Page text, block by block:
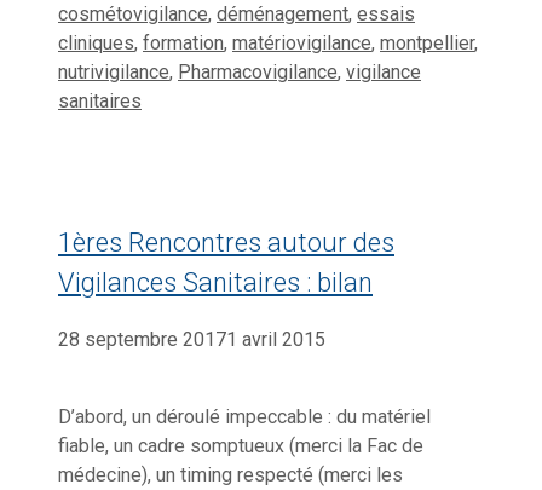
cosmétovigilance, déménagement, essais
cliniques, formation, matériovigilance, montpellier,
nutrivigilance, Pharmacovigilance, vigilance
sanitaires
1ères Rencontres autour des
Vigilances Sanitaires : bilan
28 septembre 20171 avril 2015
D’abord, un déroulé impeccable : du matériel
fiable, un cadre somptueux (merci la Fac de
médecine), un timing respecté (merci les